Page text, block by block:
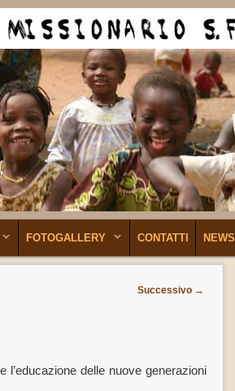
FOTOGALLERY CONTATTI NEWS
Successivo →
l’educazione delle nuove generazioni